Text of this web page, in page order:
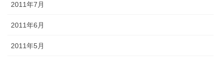
2011年7月
2011年6月
2011年5月